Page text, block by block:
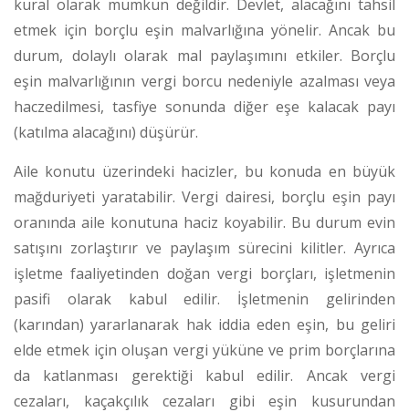
kural olarak mümkün değildir. Devlet, alacağını tahsil
etmek için borçlu eşin malvarlığına yönelir. Ancak bu
durum, dolaylı olarak mal paylaşımını etkiler. Borçlu
eşin malvarlığının vergi borcu nedeniyle azalması veya
haczedilmesi, tasfiye sonunda diğer eşe kalacak payı
(katılma alacağını) düşürür.
Aile konutu üzerindeki hacizler, bu konuda en büyük
mağduriyeti yaratabilir. Vergi dairesi, borçlu eşin payı
oranında aile konutuna haciz koyabilir. Bu durum evin
satışını zorlaştırır ve paylaşım sürecini kilitler. Ayrıca
işletme faaliyetinden doğan vergi borçları, işletmenin
pasifi olarak kabul edilir. İşletmenin gelirinden
(karından) yararlanarak hak iddia eden eşin, bu geliri
elde etmek için oluşan vergi yüküne ve prim borçlarına
da katlanması gerektiği kabul edilir. Ancak vergi
cezaları, kaçakçılık cezaları gibi eşin kusurundan